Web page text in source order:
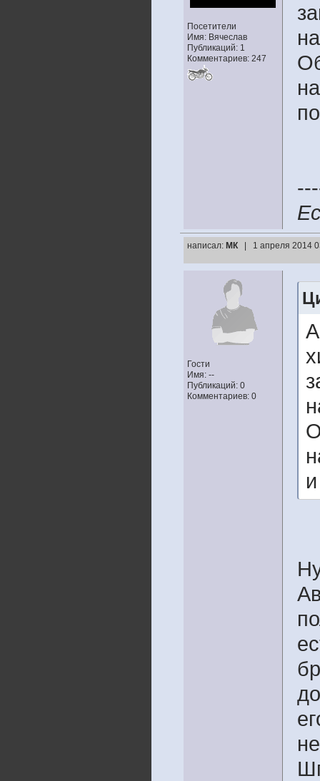
Посетители
Имя: Вячеслав
Публикаций: 1
Комментариев: 247
написал: МК | 1 апреля 2014
Гости
Имя: --
Публикаций: 0
Комментариев: 0